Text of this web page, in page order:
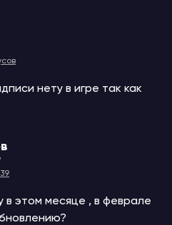
нету в игре так как
в этом месяце , в феврале